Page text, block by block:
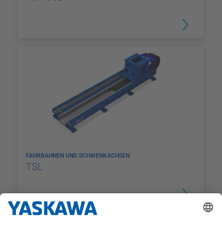
FAHRBAHNEN UND SCHWENKACHSEN
TSL